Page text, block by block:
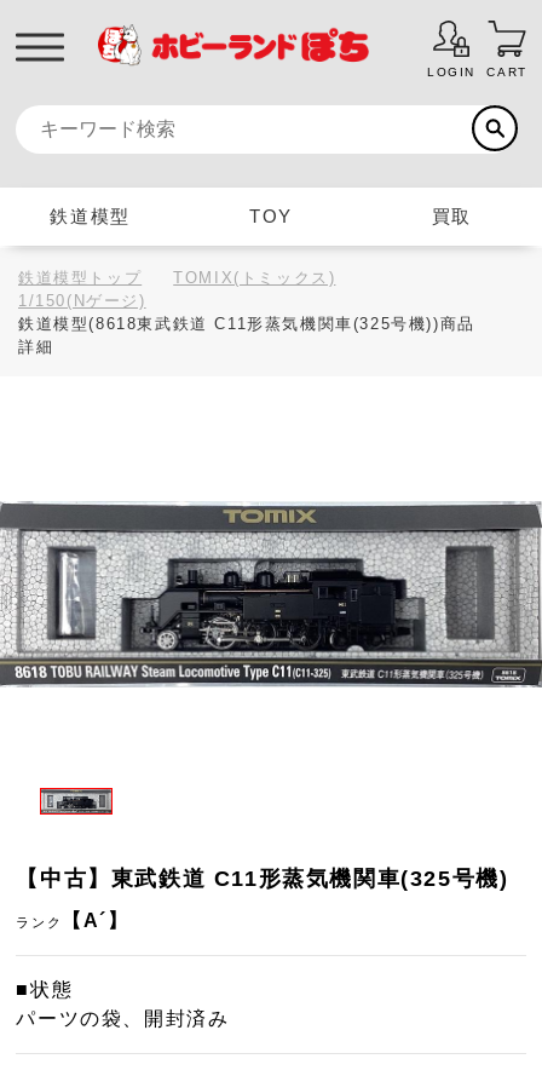
LOGIN CART
鉄道模型 TOY 買取
鉄道模型トップ
TOMIX(トミックス)
1/150(Nゲージ)
鉄道模型(8618東武鉄道 C11形蒸気機関車(325号機))商品
詳細
【中古】東武鉄道 C11形蒸気機関車(325号機)
ランク 【A´】
■状態
パーツの袋、開封済み